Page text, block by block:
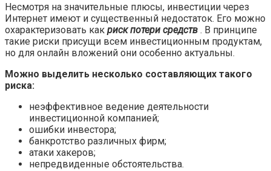
Несмотря на значительные плюсы, инвестиции через
Интернет имеют и существенный недостаток. Его можно
охарактеризовать как риск потери средств . В принципе
такие риски присущи всем инвестиционным продуктам,
но для онлайн вложений они особенно актуальны.
Можно выделить несколько составляющих такого
риска:
неэффективное ведение деятельности
инвестиционной компанией;
ошибки инвестора;
банкротство различных фирм;
атаки хакеров;
непредвиденные обстоятельства.